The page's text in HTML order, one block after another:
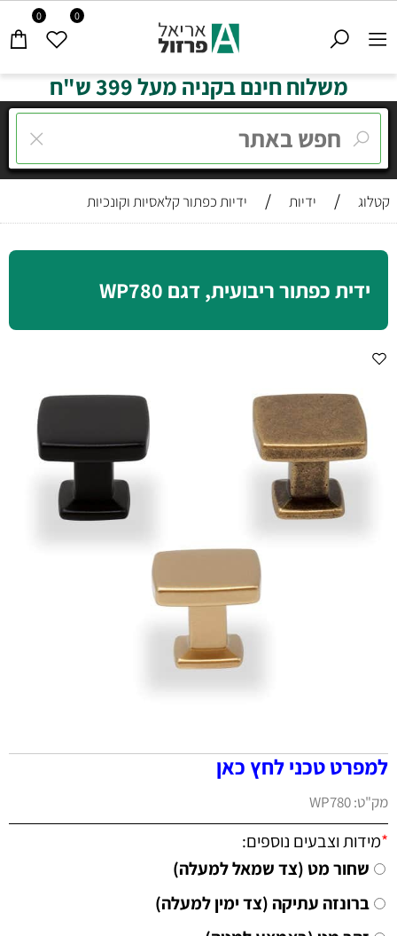
0 0
משלוח חינם בקניה מעל 399 ש"ח
קטלוג / ידיות / ידיות כפתור קלאסיות וקונכיות
ידית כפתור ריבועית, דגם WP780
למפרט טכני לחץ כאן
מק"ט:WP780
*מידות וצבעים נוספים:
שחור מט (צד שמאל למעלה)
ברונזה עתיקה (צד ימין למעלה)